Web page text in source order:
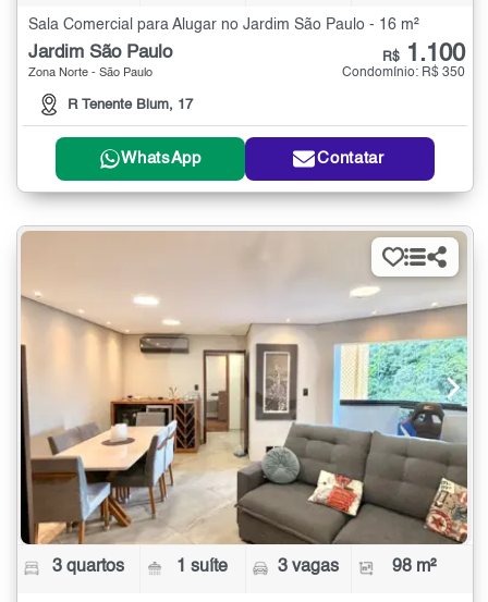
Sala Comercial para Alugar no Jardim São Paulo - 16 m²
Jardim São Paulo
Zona Norte - São Paulo
R Tenente Blum, 17
R$ 1.100
Condomínio: R$ 350
WhatsApp Contatar
3 quartos 1 suíte 3 vagas 98 m²